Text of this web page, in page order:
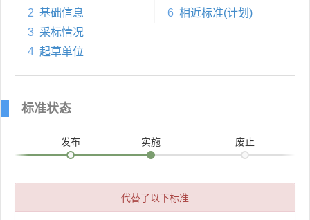
2 基础信息
3 采标情况
4 起草单位
6 相近标准(计划)
标准状态
发布 实施 废止
代替了以下标准